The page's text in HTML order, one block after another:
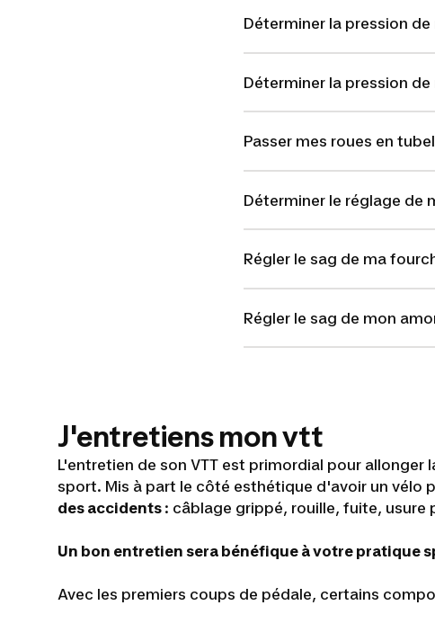
Déterminer la pression
Déterminer la pression
Passer mes roues en
Déterminer le réglage de
Régler le sag de ma
Régler le sag de mon
J'entretiens mon vtt
L'entretien de son VTT est primordial pour
sport. Mis à part le côté esthétique d'avoir un vélo
des accidents : câblage grippé, rouille, fuite, usure
Un bon entretien sera bénéfique à votre
Avec les premiers coups de pédale, certains